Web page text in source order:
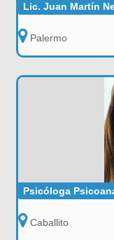
Lic. Juan Martín
Palermo
Psicóloga
Caballito